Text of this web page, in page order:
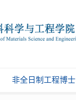
非全日制工程博士